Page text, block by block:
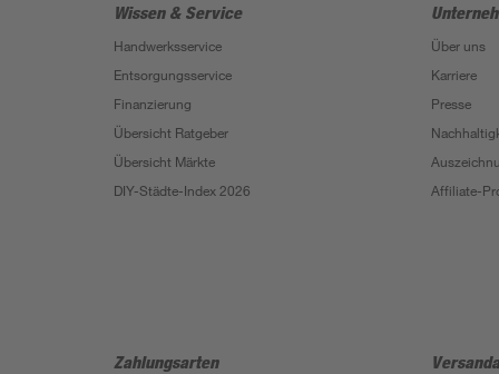
Wissen & Service
Handwerksservice
Entsorgungsservice
Finanzierung
Übersicht Ratgeber
Übersicht Märkte
DIY-Städte-Index 2026
Über uns
Karriere
Presse
Affiliate-
Zahlungsarten